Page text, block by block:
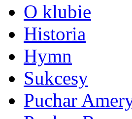
O klubie
Historia
Hymn
Sukcesy
Puchar